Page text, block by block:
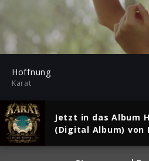
Play
Hoffnung
Karat
Jetzt in das Album
(Digital Album) von